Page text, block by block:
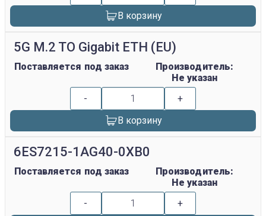
В корзину
5G M.2 TO Gigabit ETH (EU)
Поставляется под заказ
Производитель:
Не указан
-
+
В корзину
6ES7215-1AG40-0XB0
Поставляется под заказ
Производитель:
Не указан
-
+